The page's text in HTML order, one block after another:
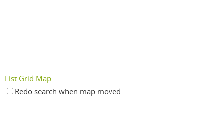
List Grid Map
Redo search when map moved